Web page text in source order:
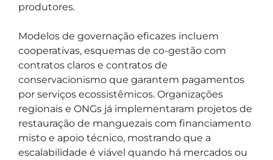
produtores.
Modelos de governação eficazes incluem
cooperativas, esquemas de co-gestão com
contratos claros e contratos de
conservacionismo que garantem pagamentos
por serviços ecossistêmicos. Organizações
regionais e ONGs já implementaram projetos de
restauração de manguezais com financiamento
misto e apoio técnico, mostrando que a
escalabilidade é viável quando há mercados ou